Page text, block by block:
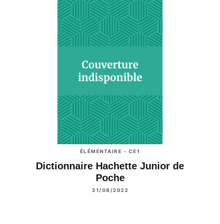
ÉLÉMENTAIRE - CE1
Dictionnaire Hachette Junior de
Poche
31/08/2022